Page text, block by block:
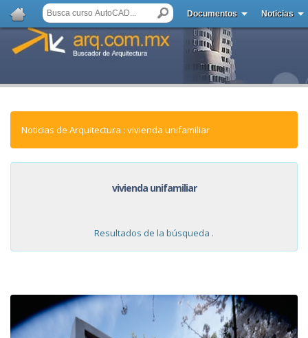
Documentos Noticias
Noticias de Arquitectura : vivienda unifamiliar
vivienda unifamiliar
Resultados de la búsqueda .